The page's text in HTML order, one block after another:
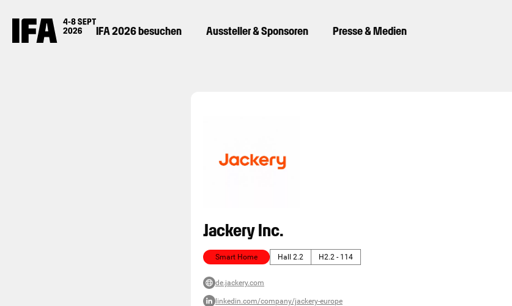
IFA 2026 besuchen Aussteller & Sponsoren Presse & Medien
Jackery Inc.
Smart Home Hall 2.2 H2.2 - 114
de.jackery.com
linkedin.com/company/jackery-europe